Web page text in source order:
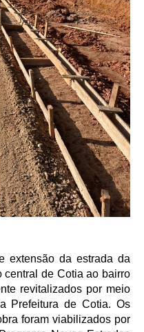
extensão da estrada da
central de Cotia ao bairro
revitalizados por meio
Prefeitura de Cotia. Os
foram viabilizados por